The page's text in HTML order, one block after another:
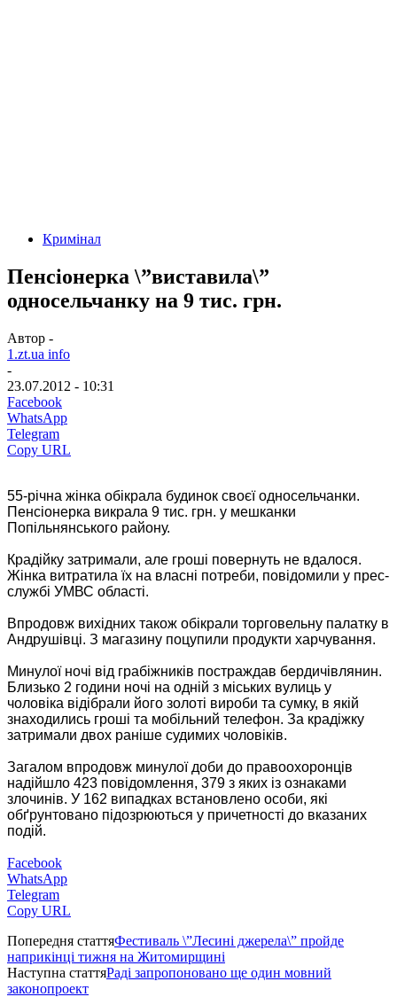
Кримінал
Пенсіонерка \”виставила\”
односельчанку на 9 тис. грн.
Автор -
1.zt.ua info
-
23.07.2012 - 10:31
Facebook
WhatsApp
Telegram
Copy URL
55-річна жінка обікрала будинок своєї односельчанки.
Пенсіонерка викрала 9 тис. грн. у мешканки
Попільнянського району.
Крадійку затримали, але гроші повернуть не вдалося.
Жінка витратила їх на власні потреби, повідомили у прес-
службі УМВС області.
Впродовж вихідних також обікрали торговельну палатку в
Андрушівці. З магазину поцупили продукти харчування.
Минулої ночі від грабіжників постраждав бердичівлянин.
Близько 2 години ночі на одній з міських вулиць у
чоловіка відібрали його золоті вироби та сумку, в якій
знаходились гроші та мобільний телефон. За крадіжку
затримали двох раніше судимих чоловіків.
Загалом впродовж минулої доби до правоохоронців
надійшло 423 повідомлення, 379 з яких із ознаками
злочинів. У 162 випадках встановлено особи, які
обґрунтовано підозрюються у причетності до вказаних
подій.
Facebook
WhatsApp
Telegram
Copy URL
Попередня статтяФестиваль \”Лесині джерела\” пройде
наприкінці тижня на Житомирщині
Наступна статтяРаді запропоновано ще один мовний
законопроект